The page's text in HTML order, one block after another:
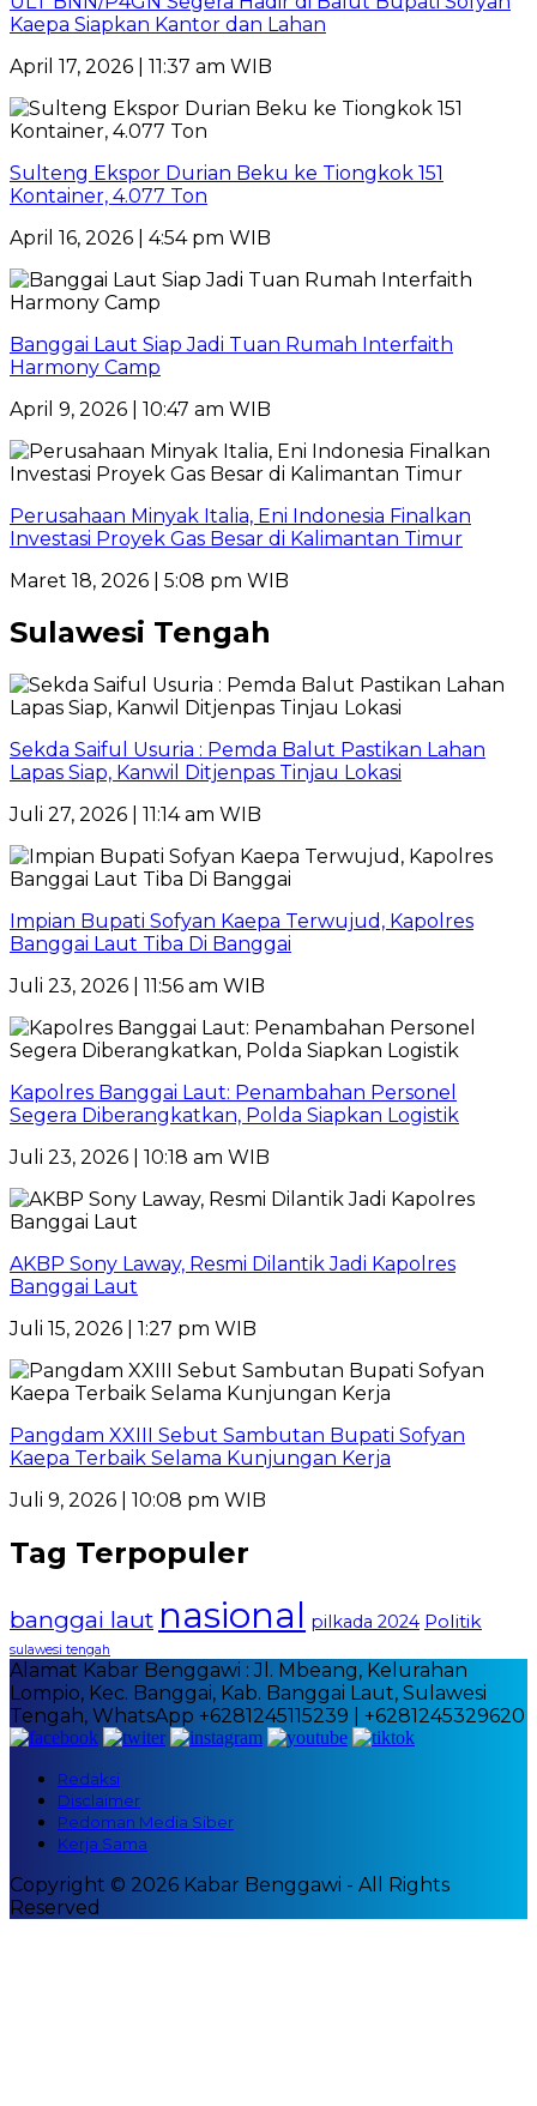
Kaepa Siapkan Kantor dan Lahan
April 17, 2026 | 11:37 am WIB
Sulteng Ekspor Durian Beku ke Tiongkok 151
Kontainer, 4.077 Ton
April 16, 2026 | 4:54 pm WIB
Banggai Laut Siap Jadi Tuan Rumah Interfaith
Harmony Camp
April 9, 2026 | 10:47 am WIB
Perusahaan Minyak Italia, Eni Indonesia Finalkan
Investasi Proyek Gas Besar di Kalimantan Timur
Maret 18, 2026 | 5:08 pm WIB
Sulawesi Tengah
Sekda Saiful Usuria : Pemda Balut Pastikan Lahan
Lapas Siap, Kanwil Ditjenpas Tinjau Lokasi
Juli 27, 2026 | 11:14 am WIB
Impian Bupati Sofyan Kaepa Terwujud, Kapolres
Banggai Laut Tiba Di Banggai
Juli 23, 2026 | 11:56 am WIB
Kapolres Banggai Laut: Penambahan Personel
Segera Diberangkatkan, Polda Siapkan Logistik
Juli 23, 2026 | 10:18 am WIB
AKBP Sony Laway, Resmi Dilantik Jadi Kapolres
Banggai Laut
Juli 15, 2026 | 1:27 pm WIB
Pangdam XXIII Sebut Sambutan Bupati Sofyan
Kaepa Terbaik Selama Kunjungan Kerja
Juli 9, 2026 | 10:08 pm WIB
Tag Terpopuler
banggai laut nasional pilkada 2024 Politik
sulawesi tengah
Alamat Kabar Benggawi : Jl. Mbeang, Kelurahan
Lompio, Kec. Banggai, Kab. Banggai Laut, Sulawesi
Tengah, WhatsApp +6281245115239 | +6281245329620
Redaksi
Disclaimer
Pedoman Media Siber
Kerja Sama
Copyright © 2026 Kabar Benggawi - All Rights
Reserved